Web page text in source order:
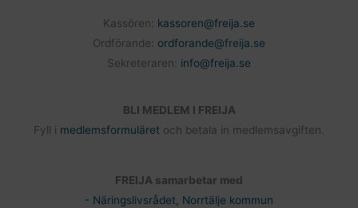
Kassören: kassoren@freija.se
Ordförande: ordforande@freija.se
Sekreteraren: info@freija.se
BLI MEDLEM I FREIJA
Fyll i medlemsformuläret och betala in medlemsavgiften.
FREIJA samarbetar med
- Näringslivsrådet, Norrtälje kommun